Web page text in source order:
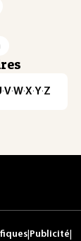
·V·W·X·Y·Z
Publicité